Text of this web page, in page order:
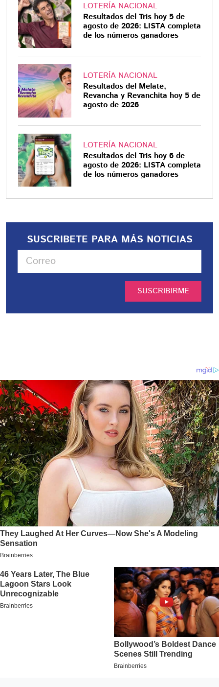
LOTERÍA NACIONAL
Resultados del Tris hoy 5 de
agosto de 2026: LISTA completa
de los números ganadores
LOTERÍA NACIONAL
Resultados del Melate,
Revancha y Revanchita hoy 5 de
agosto de 2026
LOTERÍA NACIONAL
Resultados del Tris hoy 6 de
agosto de 2026: LISTA completa
de los números ganadores
SUSCRIBETE PARA MÁS NOTICIAS
SUSCRIBIRME